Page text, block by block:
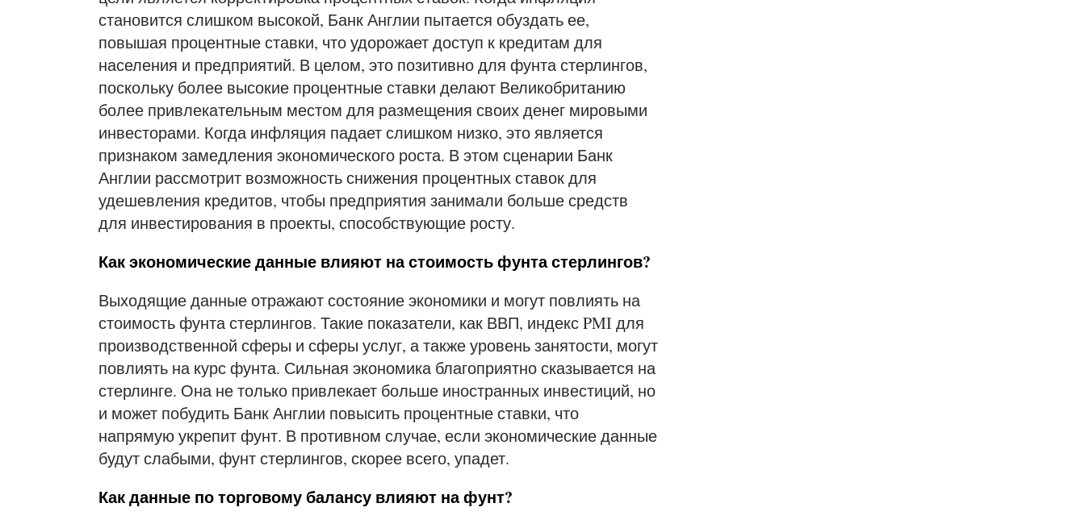
становится слишком высокой, Банк Англии пытается обуздать ее,
повышая процентные ставки, что удорожает доступ к кредитам для
населения и предприятий. В целом, это позитивно для фунта стерлингов,
поскольку более высокие процентные ставки делают Великобританию
более привлекательным местом для размещения своих денег мировыми
инвесторами. Когда инфляция падает слишком низко, это является
признаком замедления экономического роста. В этом сценарии Банк
Англии рассмотрит возможность снижения процентных ставок для
удешевления кредитов, чтобы предприятия занимали больше средств
для инвестирования в проекты, способствующие росту.
Как экономические данные влияют на стоимость фунта стерлингов?
Выходящие данные отражают состояние экономики и могут повлиять на
стоимость фунта стерлингов. Такие показатели, как ВВП, индекс PMI для
производственной сферы и сферы услуг, а также уровень занятости, могут
повлиять на курс фунта. Сильная экономика благоприятно сказывается на
стерлинге. Она не только привлекает больше иностранных инвестиций, но
и может побудить Банк Англии повысить процентные ставки, что
напрямую укрепит фунт. В противном случае, если экономические данные
будут слабыми, фунт стерлингов, скорее всего, упадет.
Как данные по торговому балансу влияют на фунт?